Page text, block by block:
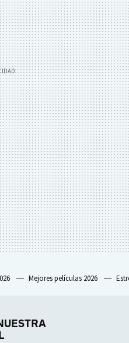
Mejores películas 2026